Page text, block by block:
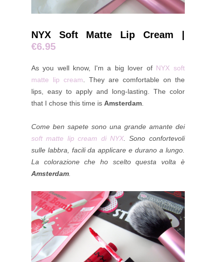
NYX Soft Matte Lip Cream |
€6.95
As you well know, I'm a big lover of NYX soft
matte lip cream . They are comfortable on the
lips, easy to apply and long-lasting. The color
that I chose this time is Amsterdam
Come ben sapete sono una grande amante dei
soft matte lip cream di NYX. Sono confortevoli
sulle labbra, facili da applicare e durano a lungo.
La colorazione che ho scelto questa volta è
Amsterdam